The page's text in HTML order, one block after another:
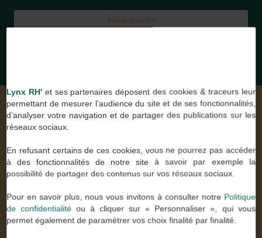
Nous appeler
NOS DERNIÈRES ANNONCES
Vous recherchez un emploi ?
TECHNICIEN DE MAINTENANCE SPÉCIALISÉ H/F
CHARGÉ D’AFFAIRES CVC / GÉNIE CLIMATIQUE H/F
CDI - 31/07/2026
Lynx RH' et ses partenaires déposent des cookies & traceurs leur
permettant de mesurer l’audience du site et de ses fonctionnalités,
d’analyser votre navigation et de partager des publications sur les
réseaux sociaux.
En refusant certains de ces cookies, vous ne pourrez pas accéder
à des fonctionnalités de notre site à savoir par exemple la
possibilité de partager des contenus sur vos réseaux sociaux.
Pour en savoir plus, nous vous invitons à consulter notre Politique
de confidentialité ou à cliquer sur « Personnaliser », qui vous
permet également de paramétrer vos choix finalité par finalité.